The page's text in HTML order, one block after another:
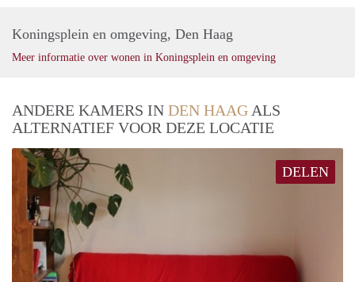
Koningsplein en omgeving, Den Haag
Meer informatie over wonen in Koningsplein en omgeving
ANDERE KAMERS IN DEN HAAG ALS
ALTERNATIEF VOOR DEZE LOCATIE
DELEN